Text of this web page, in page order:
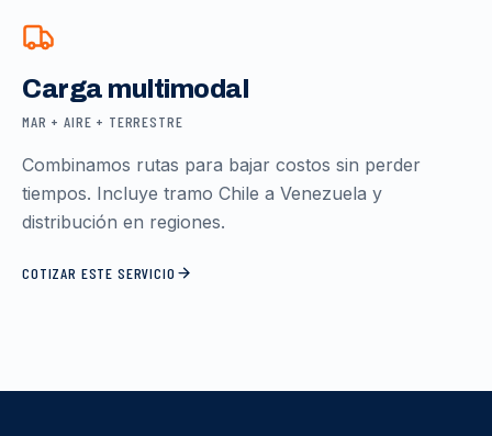
Carga multimodal
MAR + AIRE + TERRESTRE
Combinamos rutas para bajar costos sin perder
tiempos. Incluye tramo Chile a Venezuela y
distribución en regiones.
COTIZAR ESTE SERVICIO